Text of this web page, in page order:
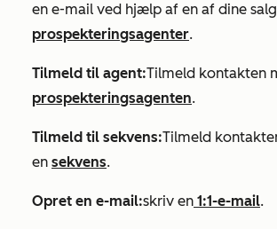
en e-mail ved hjælp af en af dine
prospekteringsagenter.
Tilmeld til agent:Tilmeld kontakten
prospekteringsagenten.
Tilmeld til sekvens:Tilmeld
en sekvens.
Opret en e-mail:skriv en 1:1-e-mail.